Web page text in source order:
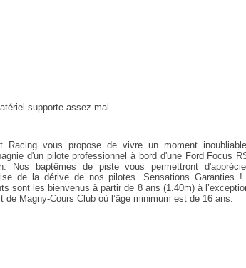
supporte assez mal...
Racing vous propose de vivre un moment
d'un pilote professionnel à bord d'une Ford Focus
Nos baptêmes de piste vous permettront
de la dérive de nos pilotes. Sensations Garanties !
sont les bienvenus à partir de 8 ans (1.40m) à
de Magny-Cours Club où l’âge minimum est de 16 ans.